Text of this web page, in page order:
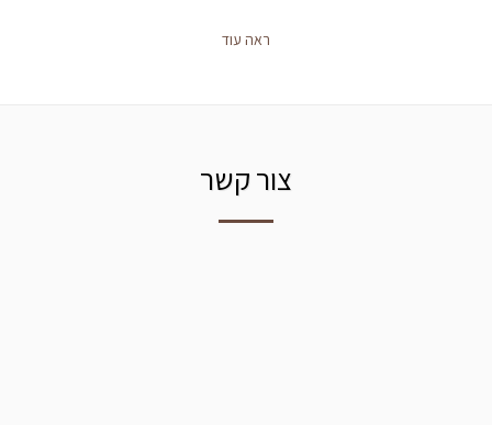
ראה עוד
צור קשר